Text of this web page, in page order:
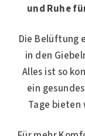
und Ruhe
Die Belüftung
in den
Alles ist so
ein
Tage